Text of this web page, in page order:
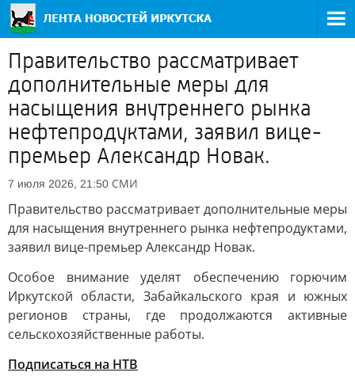
Правительство рассматривает
дополнительные меры для
насыщения внутреннего рынка
нефтепродуктами, заявил вице-
премьер Александр Новак.
7 июля 2026, 21:50 СМИ
Правительство рассматривает дополнительные меры
для насыщения внутреннего рынка нефтепродуктами,
заявил вице-премьер Александр Новак.
Особое внимание уделят обеспечению горючим
Иркутской области, Забайкальского края и южных
регионов страны, где продолжаются активные
сельскохозяйственные работы.
Подписаться на НТВ